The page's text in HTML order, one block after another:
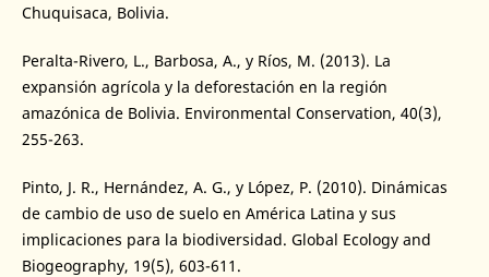
Chuquisaca, Bolivia.
Peralta-Rivero, L., Barbosa, A., y Ríos, M. (2013). La
expansión agrícola y la deforestación en la región
amazónica de Bolivia. Environmental Conservation, 40(3),
255-263.
Pinto, J. R., Hernández, A. G., y López, P. (2010). Dinámicas
de cambio de uso de suelo en América Latina y sus
implicaciones para la biodiversidad. Global Ecology and
Biogeography, 19(5), 603-611.